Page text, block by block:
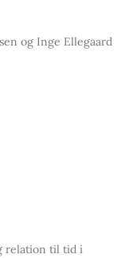
og Inge Ellegaard
relation til tid i